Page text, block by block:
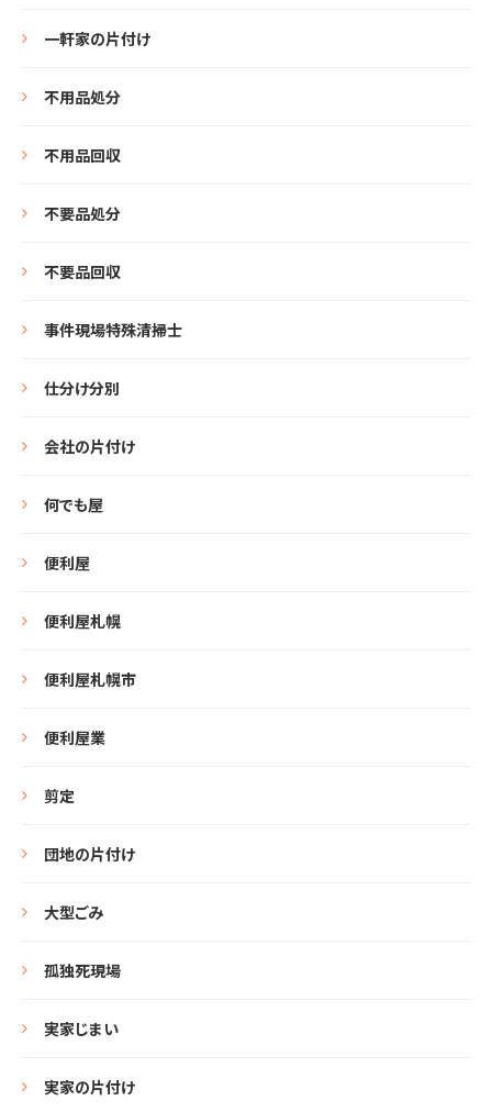
一軒家の片付け
不用品処分
不用品回収
不要品処分
不要品回収
事件現場特殊清掃士
仕分け分別
会社の片付け
何でも屋
便利屋
便利屋札幌
便利屋札幌市
便利屋業
剪定
団地の片付け
大型ごみ
孤独死現場
実家じまい
実家の片付け